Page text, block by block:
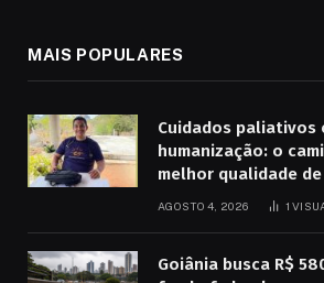
MAIS POPULARES
Cuidados paliativos
humanização: o
melhor qualidade
AGOSTO 4, 2026 1
Goiânia busca R$